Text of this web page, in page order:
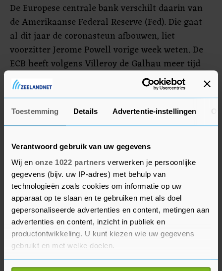
Toestemming Details Advertentie-instellingen
Verantwoord gebruik van uw gegevens
Wij en onze 1022 partners verwerken je persoonlijke
gegevens (bijv. uw IP-adres) met behulp van
technologieën zoals cookies om informatie op uw
apparaat op te slaan en te gebruiken met als doel
gepersonaliseerde advertenties en content, metingen aan
advertenties en content, inzicht in publiek en
productontwikkeling. U kunt kiezen wie uw gegevens
gebruikt en met welke doelen.
Als u het toestaat, willen we ook graag:
De Europese centrale bank verschilt daarin van
de Amerikaanse Federal Reserve (Fed). Die gaat
al dit jaar de coronasteun afbouwen, liet
voorzitter Jerome Powell vorige week weten. De
ECB heeft volgens Villeroy de Galhau meer tijd
dan de Fed omdat de Amerikaanse economie
sneller herstelt van de coronacrisis dan die in de
eurozone. Ook loopt de Amerikaanse inflatie
sneller op.